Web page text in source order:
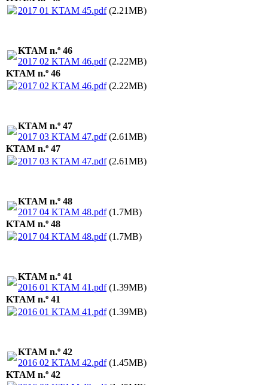
2017 01 KTAM 45.pdf(2.21MB)
KTAM n.º 46
2017 02 KTAM 46.pdf(2.22MB)
KTAM n.º 46
2017 02 KTAM 46.pdf(2.22MB)
KTAM n.º 47
2017 03 KTAM 47.pdf(2.61MB)
KTAM n.º 47
2017 03 KTAM 47.pdf(2.61MB)
KTAM n.º 48
2017 04 KTAM 48.pdf(1.7MB)
KTAM n.º 48
2017 04 KTAM 48.pdf(1.7MB)
KTAM n.º 41
2016 01 KTAM 41.pdf(1.39MB)
KTAM n.º 41
2016 01 KTAM 41.pdf(1.39MB)
KTAM n.º 42
2016 02 KTAM 42.pdf(1.45MB)
KTAM n.º 42